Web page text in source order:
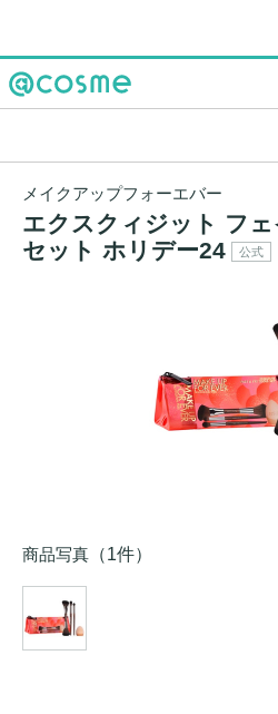
メイクアップフォーエバー
エクスクィジット フ
セット ホリデー24
公式
商品写真 （1件）